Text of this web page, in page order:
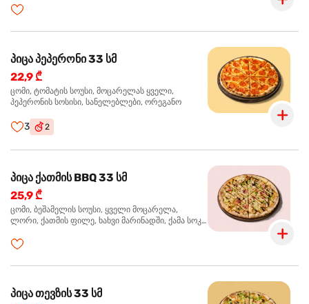
პიცა პეპერონი 33 სმ
22,9 ₾
ცომი, ტომატის სოუსი, მოცარელას ყველი,
პეპერონის სოსისი, სანელებლები, ორეგანო
3 2
პიცა ქათმის BBQ 33 სმ
25,9 ₾
ცომი, ბეშამელის სოუსი, ყველი მოცარელა,
ლორი, ქათმის ფილე, ხახვი მარინადში, ქამა სოკო
პიცა თევზის 33 სმ